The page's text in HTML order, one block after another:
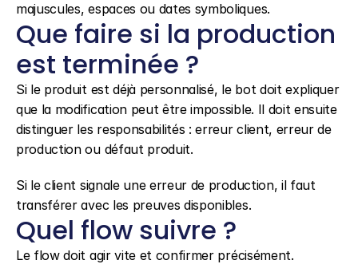
majuscules, espaces ou dates symboliques.
Que faire si la production
est terminée ?
Si le produit est déjà personnalisé, le bot doit expliquer
que la modification peut être impossible. Il doit ensuite
distinguer les responsabilités : erreur client, erreur de
production ou défaut produit.
Si le client signale une erreur de production, il faut
transférer avec les preuves disponibles.
Quel flow suivre ?
Le flow doit agir vite et confirmer précisément.